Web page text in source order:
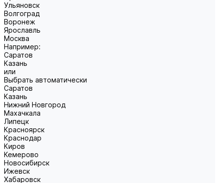
Ульяновск
Волгоград
Воронеж
Ярославль
Москва
Например:
Саратов
Казань
или
Выбрать автоматически
Саратов
Казань
Нижний Новгород
Махачкала
Липецк
Красноярск
Краснодар
Киров
Кемерово
Новосибирск
Ижевск
Хабаровск